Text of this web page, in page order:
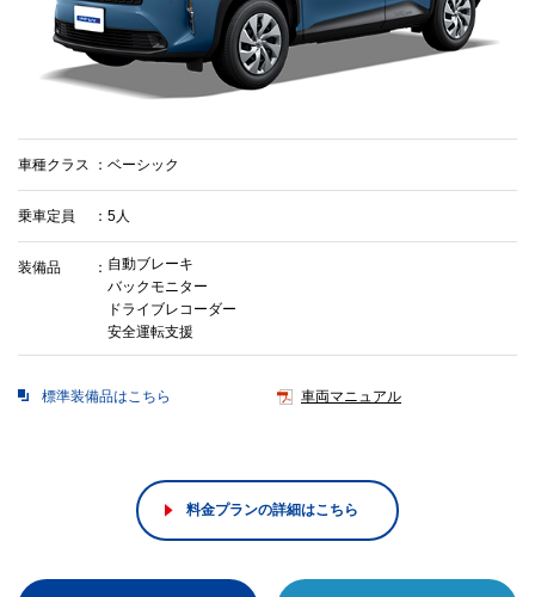
車種クラス ベーシック
乗車定員 5人
装備品
自動ブレーキ
バックモニター
ドライブレコーダー
安全運転支援
標準装備品はこちら 車両マニュアル
料金プランの詳細はこちら